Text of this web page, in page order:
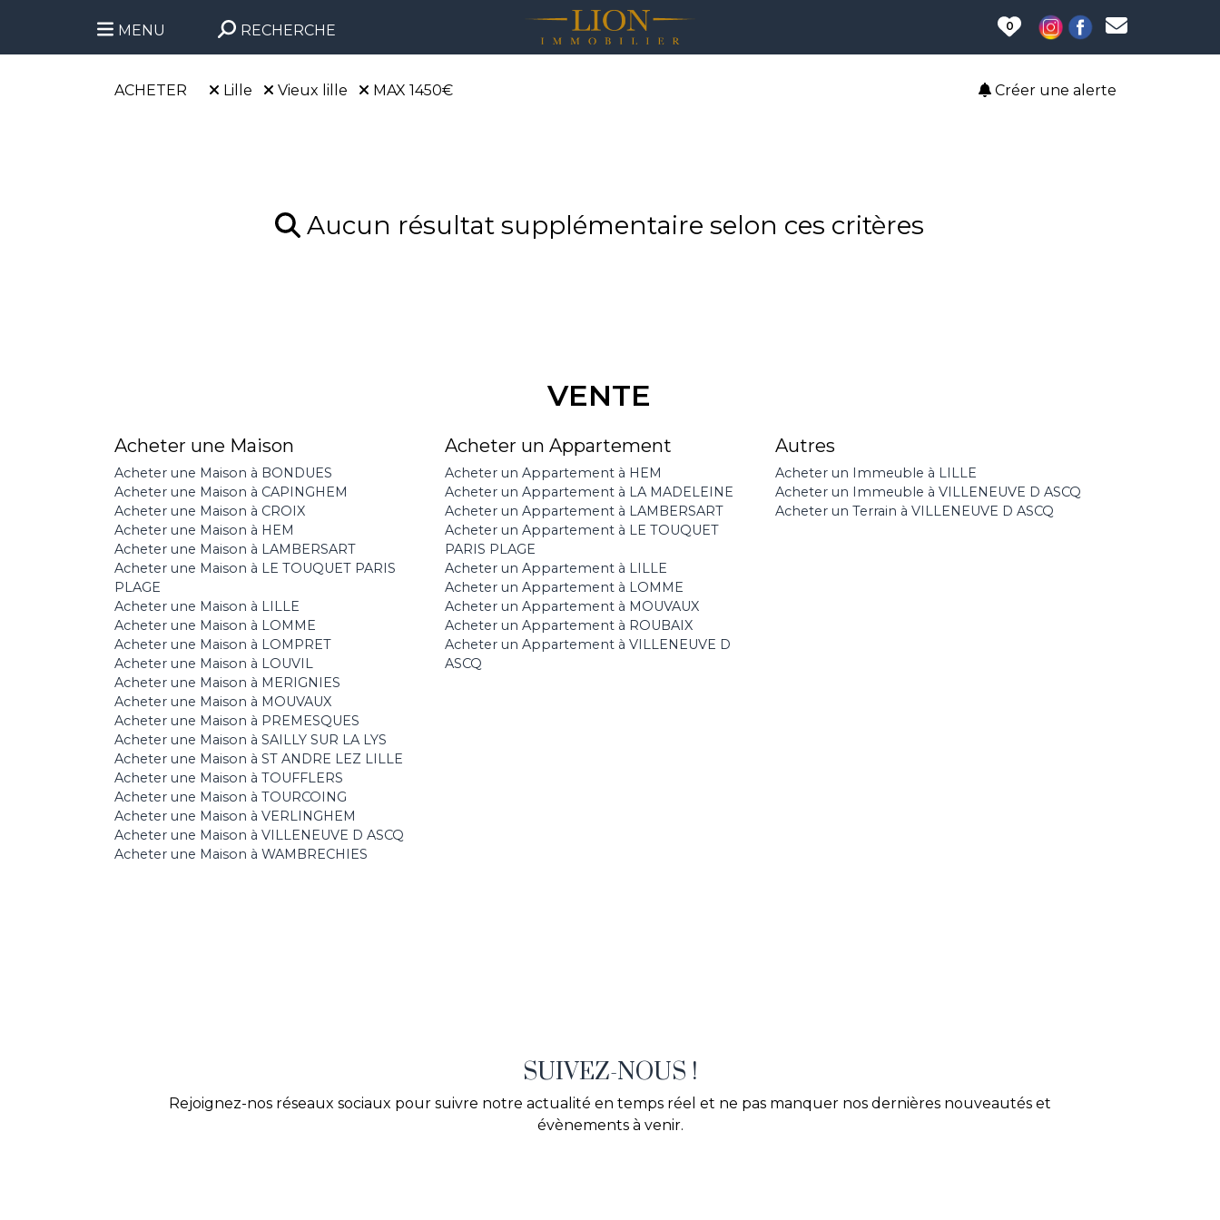
MENU RECHERCHE 0
Créer une alerte
ACHETER Lille Vieux lille MAX 1450€
Aucun résultat supplémentaire selon ces critères
VENTE
Acheter une Maison
Acheter une Maison à BONDUES
Acheter une Maison à CAPINGHEM
Acheter une Maison à CROIX
Acheter une Maison à HEM
Acheter une Maison à LAMBERSART
Acheter une Maison à LE TOUQUET PARIS
PLAGE
Acheter une Maison à LILLE
Acheter une Maison à LOMME
Acheter une Maison à LOMPRET
Acheter une Maison à LOUVIL
Acheter une Maison à MERIGNIES
Acheter une Maison à MOUVAUX
Acheter une Maison à PREMESQUES
Acheter une Maison à SAILLY SUR LA LYS
Acheter une Maison à ST ANDRE LEZ LILLE
Acheter une Maison à TOUFFLERS
Acheter une Maison à TOURCOING
Acheter une Maison à VERLINGHEM
Acheter une Maison à VILLENEUVE D ASCQ
Acheter une Maison à WAMBRECHIES
Acheter un Appartement
Acheter un Appartement à HEM
Acheter un Appartement à LA MADELEINE
Acheter un Appartement à LAMBERSART
Acheter un Appartement à LE TOUQUET
PARIS PLAGE
Acheter un Appartement à LILLE
Acheter un Appartement à LOMME
Acheter un Appartement à MOUVAUX
Acheter un Appartement à ROUBAIX
Acheter un Appartement à VILLENEUVE D
ASCQ
Autres
Acheter un Immeuble à LILLE
Acheter un Immeuble à VILLENEUVE D ASCQ
Acheter un Terrain à VILLENEUVE D ASCQ
SUIVEZ-NOUS !
Rejoignez-nos réseaux sociaux pour suivre notre actualité en temps réel et ne pas manquer nos dernières nouveautés et
évènements à venir.